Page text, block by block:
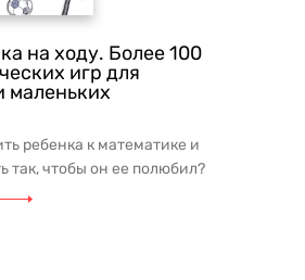
на ходу. Более 100
игр для
маленьких
ребенка к математике и
так, чтобы он ее полюбил?
британские...